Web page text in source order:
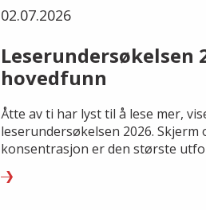
02.07.2026
Leserundersøkelsen
hovedfunn
Åtte av ti har lyst til å lese mer,
leserundersøkelsen 2026. Skjerm
konsentrasjon er den største